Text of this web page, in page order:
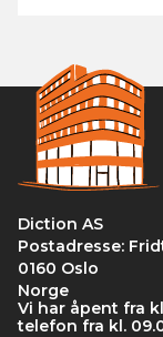
Diction AS
Postadresse:
0160 Oslo
Norge
Vi har åpent fra
telefon fra kl.